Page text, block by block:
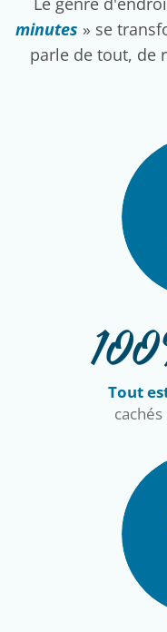
minutes » se
parle de tout, de
Tout